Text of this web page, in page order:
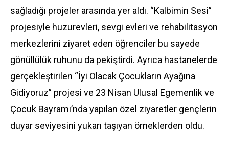
sağladığı projeler arasında yer aldı. “Kalbimin Sesi”
projesiyle huzurevleri, sevgi evleri ve rehabilitasyon
merkezlerini ziyaret eden öğrenciler bu sayede
gönüllülük ruhunu da pekiştirdi. Ayrıca hastanelerde
gerçekleştirilen “İyi Olacak Çocukların Ayağına
Gidiyoruz” projesi ve 23 Nisan Ulusal Egemenlik ve
Çocuk Bayramı’nda yapılan özel ziyaretler gençlerin
duyar seviyesini yukarı taşıyan örneklerden oldu.